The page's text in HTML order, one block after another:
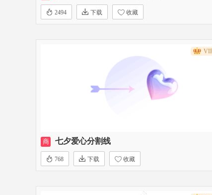
2494 下载 收藏
商 七夕爱心分割线
768 下载 收藏